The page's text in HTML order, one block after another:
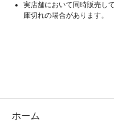
実店舗において同時販売し
庫切れの場合があります。
ホーム